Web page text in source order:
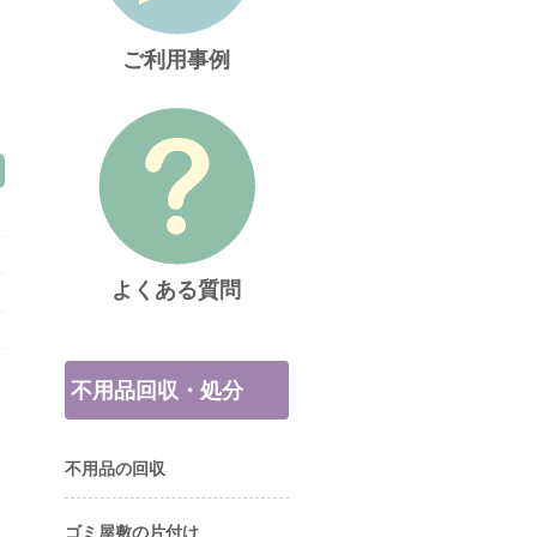
ご利用事例
よくある質問
不用品回収・処分
不用品の回収
ゴミ屋敷の片付け